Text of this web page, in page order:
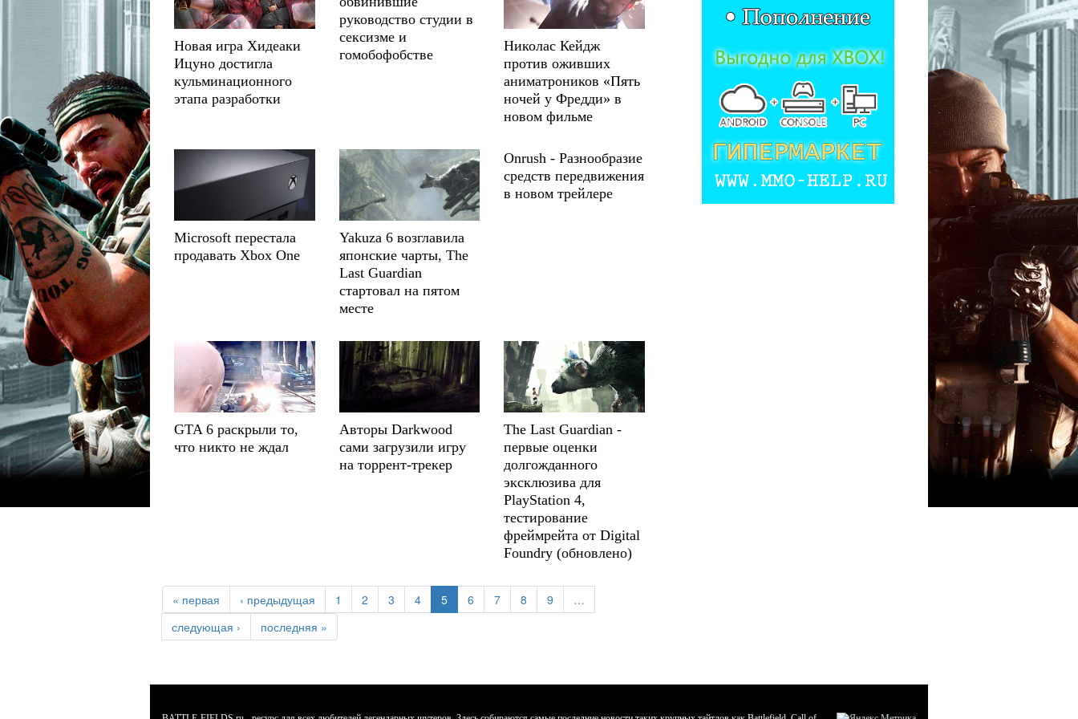
Новая игра Хидеаки
Ицуно достигла
кульминационного
этапа разработки
руководство студии в
сексизме и
гомобофобстве
Николас Кейдж
против оживших
аниматроников «Пять
ночей у Фредди» в
новом фильме
Microsoft перестала
продавать Xbox One
Yakuza 6 возглавила
японские чарты, The
Last Guardian
стартовал на пятом
месте
Onrush - Разнообразие
средств передвижения
в новом трейлере
GTA 6 раскрыли то,
что никто не ждал
Авторы Darkwood
сами загрузили игру
на торрент-трекер
The Last Guardian -
первые оценки
долгожданного
эксклюзива для
PlayStation 4,
тестирование
фреймрейта от Digital
Foundry (обновлено)
« первая ‹ предыдущая 1 2 3 4 5 6 7 8 9
…
следующая ›
последняя »